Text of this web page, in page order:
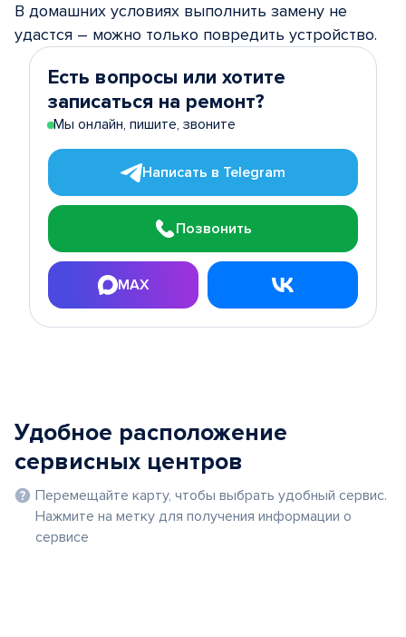
В домашних условиях выполнить замену не
удастся – можно только повредить устройство.
Есть вопросы или хотите
записаться на ремонт?
Мы онлайн, пишите, звоните
Написать в Telegram
Позвонить
MAX
Удобное расположение
сервисных центров
Перемещайте карту, чтобы выбрать удобный сервис.
Нажмите на метку для получения информации о
сервисе